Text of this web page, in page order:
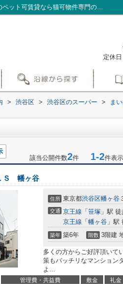
まいばすけっと 幡ヶ谷２丁目店周辺の物件一覧｜渋谷・中目黒のペット可賃貸なら猫可物件専門の不動産会社nekofu
定休
> 渋谷区 > 渋谷区のスーパー > ま
該当公開件数2件 1-2件表示
Ｓ 幡ヶ谷
住所 東京都渋谷区幡ヶ谷
交通 京王線 「 笹塚 」駅
京王線 「 幡ヶ谷 」駅
築年 築6年 階数 3階建
多くの方からご好評頂い
策もバッチリなマンション
よ...
管理費・共益費 敷金 礼金